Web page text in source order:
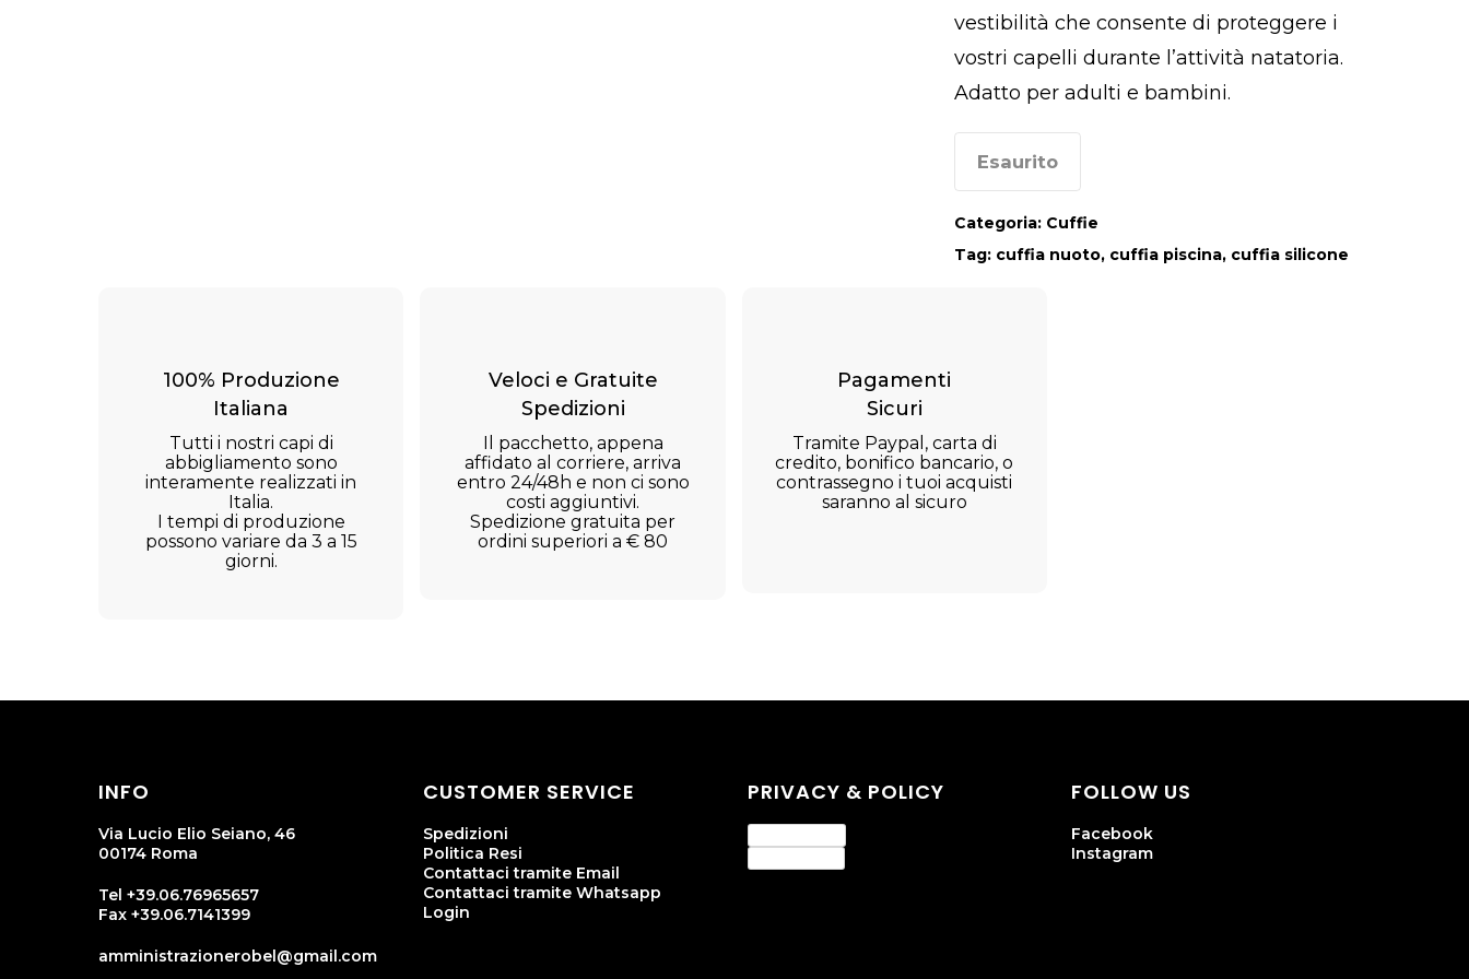
vestibilità che consente di proteggere i
vostri capelli durante l’attività natatoria.
Adatto per adulti e bambini.
Esaurito
Categoria: Cuffie
Tag: cuffia nuoto, cuffia piscina, cuffia silicone
100% Produzione
Italiana
Tutti i nostri capi di
abbigliamento sono
interamente realizzati in
Italia.
I tempi di produzione
possono variare da 3 a 15
giorni.
Veloci e Gratuite
Spedizioni
Il pacchetto, appena
affidato al corriere, arriva
entro 24/48h e non ci sono
costi aggiuntivi.
Spedizione gratuita per
ordini superiori a € 80
Pagamenti
Sicuri
Tramite Paypal, carta di
credito, bonifico bancario, o
contrassegno i tuoi acquisti
saranno al sicuro
INFO
Via Lucio Elio Seiano, 46
00174 Roma
Tel +39.06.76965657
Fax +39.06.7141399
amministrazionerobel@gmail.com
CUSTOMER SERVICE
Spedizioni
Politica Resi
Contattaci tramite Email
Contattaci tramite Whatsapp
Login
PRIVACY & POLICY FOLLOW US
Facebook
Instagram